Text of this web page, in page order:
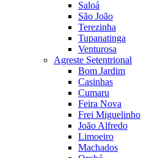
Saloá
São João
Terezinha
Tupanatinga
Venturosa
Agreste Setentrional
Bom Jardim
Casinhas
Cumaru
Feira Nova
Frei Miguelinho
João Alfredo
Limoeiro
Machados